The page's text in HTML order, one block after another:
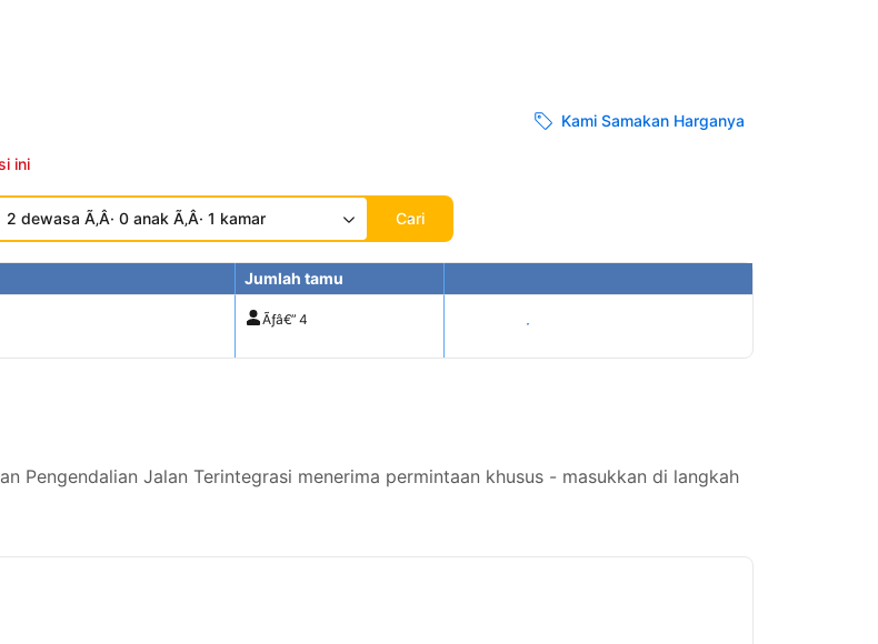
Kami Samakan Harganya
ini
2 dewasa Ã‚Â· 0 anak Ã‚Â· 1 kamar Cari
Jumlah tamu
Ãƒâ€” 4 Tampilkan harga
Pengendalian Jalan Terintegrasi menerima permintaan khusus - masukkan di langkah